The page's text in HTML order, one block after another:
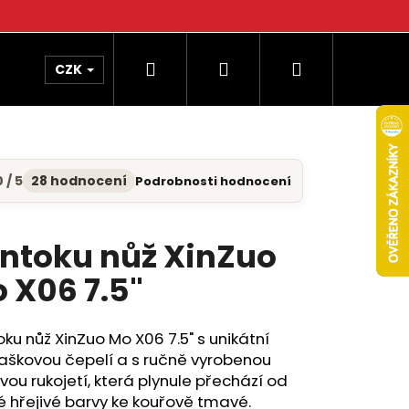
CZK Hledat PřihlášeníNákupní
/ 5 28 hodnocení Podrobnosti hodnocení
nůž XinZuo
X06 7.5"
nůž XinZuo Mo X06 7.5" s unikátní
čepelí a s ručně vyrobenou
rukojetí, která plynule přechází od
hřejivé barvy ke kouřově tmavé.